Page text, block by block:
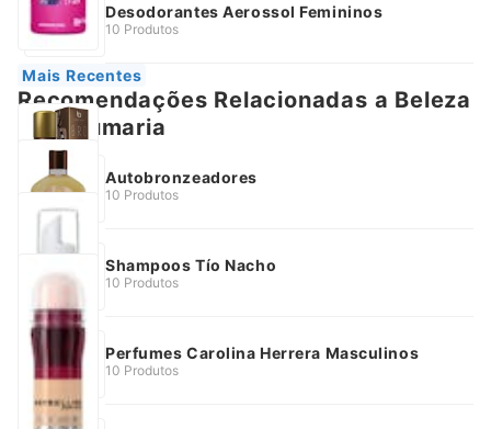
Desodorantes Aerossol Femininos
10 Produtos
Mais Recentes
Recomendações Relacionadas a Beleza
e Perfumaria
Autobronzeadores
10 Produtos
Shampoos Tío Nacho
10 Produtos
Perfumes Carolina Herrera Masculinos
10 Produtos